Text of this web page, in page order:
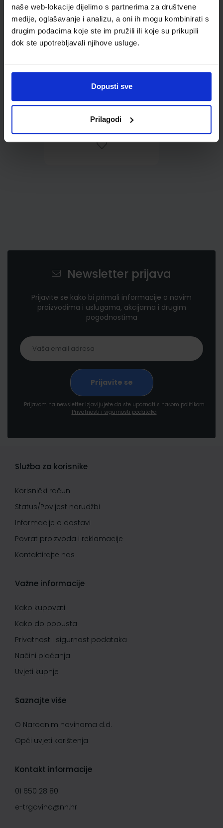
naše web-lokacije dijelimo s partnerima za društvene
medije, oglašavanje i analizu, a oni ih mogu kombinirati s
drugim podacima koje ste im pružili ili koje su prikupili
dok ste upotrebljavali njihove usluge.
Dopusti sve
Prilagodi
0,85 €
Newsletter prijava
Prijavite se kako bi primali informacije o novim
proizvodima i uslugama, akcijama i drugim
pogodnostima
Prijavom na newsletter izjavljujete da ste upoznati s našom politikom
Privatnosti i sigurnosti podataka
Služba za korisnike
Korisnički račun
Status/Povijest narudžbi
Informacije o dostavi
Povrat proizvoda i reklamacije
Kontaktirajte nas
Važne informacije
Kako kupovati
Kako do popusta
Privatnost i sigurnost podataka
Načini plaćanja
Uvjeti kupnje
Saznajte više
O Narodnim novinama d.d.
Opći uvjeti korištenja
Kontakt informacije
01 650 28 80
e-trgovina@nn.hr